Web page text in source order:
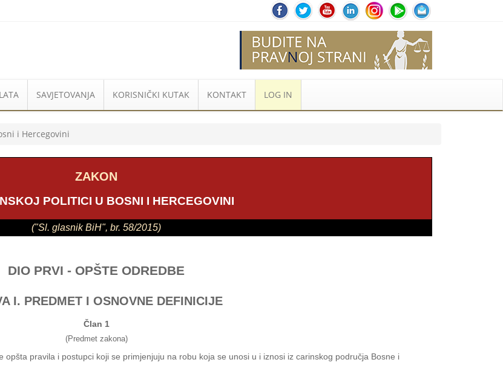
SAVJETOVANJA KORISNIČKI KUTAK KONTAKT LOG IN
i Hercegovini
ZAKON
POLITICI U BOSNI I HERCEGOVINI
("Sl. glasnik BiH", br. 58/2015)
DIO PRVI - OPŠTE ODREDBE
I. PREDMET I OSNOVNE DEFINICIJE
Član 1
(Predmet zakona)
pravila i postupci koji se primjenjuju na robu koja se unosi u i iznosi iz carinskog područja Bosne i